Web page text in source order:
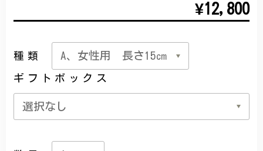
¥12,800
種類
ギフトボックス